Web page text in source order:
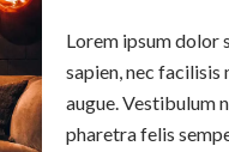
Lorem ipsum dolor
sapien, nec
augue. Vestibulum
pharetra felis